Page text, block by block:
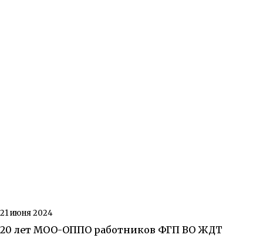
21 июня 2024
20 лет МОО-ОППО работников ФГП ВО ЖДТ